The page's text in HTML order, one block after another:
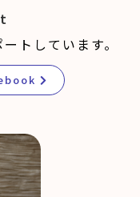
トしています。